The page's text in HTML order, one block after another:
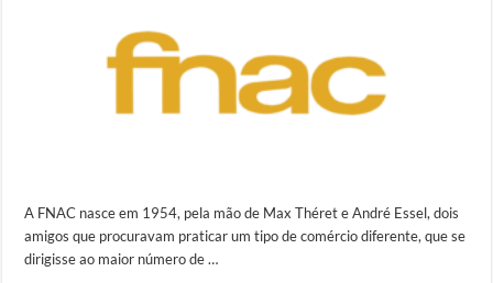
A FNAC nasce em 1954, pela mão de Max Théret e André Essel, dois
amigos que procuravam praticar um tipo de comércio diferente, que se
dirigisse ao maior número de …